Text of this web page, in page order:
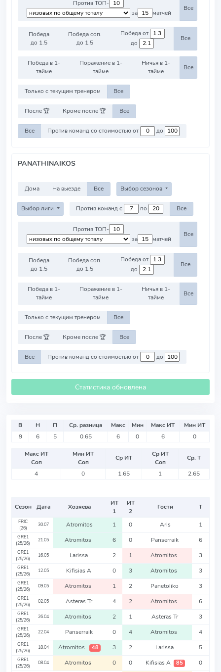
Против ТОП-
за
матчей
Все
Победа
до 1.5
Победа соп.
до 1.5
Победа от
до
Все
Победа в 1-
тайме
Поражение в 1-
тайме
Ничья в 1-
тайме
Все
Только с текущим тренером Все
После 🏆 Кроме после 🏆 Все
Все Против команд со стоимостью от до
PANATHINAIKOS
Дома На выезде Все Выбор сезонов
Выбор лиги Против команд с по Все
Против ТОП-
за
матчей
Все
Победа
до 1.5
Победа соп.
до 1.5
Победа от
до
Все
Победа в 1-
тайме
Поражение в 1-
тайме
Ничья в 1-
тайме
Все
Только с текущим тренером Все
После 🏆 Кроме после 🏆 Все
Все Против команд со стоимостью от до
Статистика обновлена
В Н П Ср. разница Макс Мин Макс ИТ
Мин ИТ
9
6 5 0.65 6 0 6 0
Макс ИТ
Соп
Мин ИТ
Соп
Ср ИТ
Ср ИТ
Соп
Ср. Т
4
0 1.65 1 2.65
Сезон Дата Хозяева
ИТ
1
ИТ
2
Гости Т
FRIC
(26)
30.07 Atromitos 1 0 Aris 1
GRE1
(25/26)
21.05 Atromitos 6 0 Panserraik 6
GRE1
(25/26)
16.05 Larissa 2 1 Atromitos 3
GRE1
(25/26)
12.05 Kifisias A 0 3 Atromitos 3
GRE1
(25/26)
09.05 Atromitos 1 2 Panetoliko 3
GRE1
(25/26)
02.05 Asteras Tr 4 2 Atromitos 6
GRE1
(25/26)
26.04 Atromitos 2 1 Asteras Tr 3
GRE1
(25/26)
22.04 Panserraik 0 4 Atromitos 4
GRE1
(25/26)
18.04 Atromitos 48 3 2 Larissa 5
GRE1
(25/26)
08.04 Atromitos 0 0 Kifisias A 85 0